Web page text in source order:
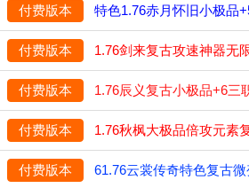
付费版本 特色1.76赤月怀旧小极品
付费版本 1.76剑来复古攻速神器无
付费版本 1.76辰义复古小极品+6三
付费版本 1.76秋枫大极品倍攻元素
付费版本 61.76云裳传奇特色复古